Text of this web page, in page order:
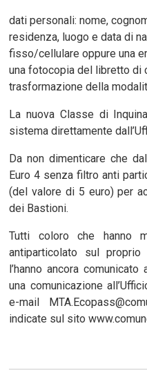
dati personali: nome,
residenza, luogo e data di
fisso/cellulare oppure una
una fotocopia del libretto di
trasformazione della
La nuova Classe di
sistema direttamente
Da non dimenticare che
Euro 4 senza filtro anti
(del valore di 5 euro) per
dei Bastioni.
Tutti coloro che hanno
antiparticolato sul
l’hanno ancora
una comunicazione
e-mail
indicate sul sito